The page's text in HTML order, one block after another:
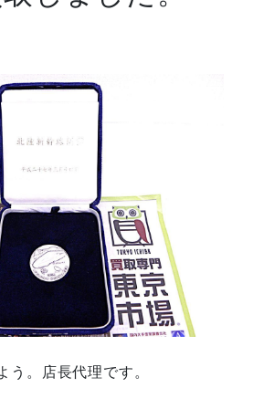
う。店長代理です。